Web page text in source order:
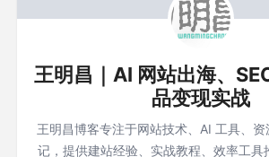
王明昌｜AI 网站出海、
品变现实战
王明昌博客专注于网站技术、AI 工具、
记，提供建站经验、实战教程、效率工具